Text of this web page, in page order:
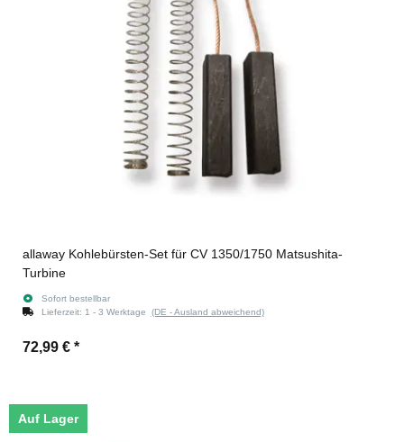
allaway Kohlebürsten-Set für CV 1350/1750 Matsushita-
Turbine
Sofort bestellbar
Lieferzeit: 1 - 3 Werktage (DE - Ausland abweichend)
72,99 € *
Auf Lager